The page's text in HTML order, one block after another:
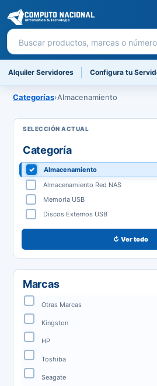
Buscar productos
Alquiler Servidores Configura tu
Categorías›Almacenamiento
Categoría
Almacenamiento
Almacenamiento Red NAS
Memoria USB
Discos Externos USB
↻ Ver todo
Marcas
Otras Marcas
Kingston
HP
Toshiba
Seagate